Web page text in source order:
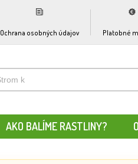
Ochrana osobných údajov Platobné
AKO BALÍME RASTLINY?